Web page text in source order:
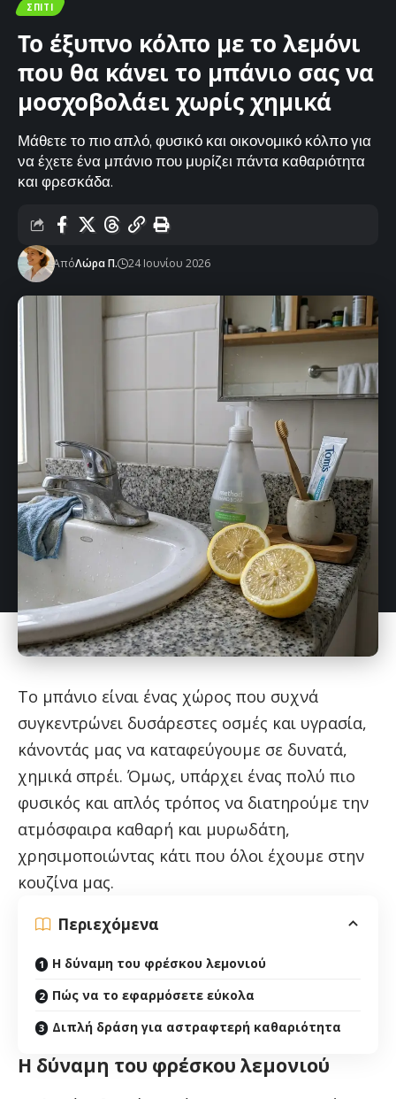
ΣΠΊΤΙ
Το έξυπνο κόλπο με το λεμόνι
που θα κάνει το μπάνιο σας να
μοσχοβολάει χωρίς χημικά
Μάθετε το πιο απλό, φυσικό και οικονομικό κόλπο για
να έχετε ένα μπάνιο που μυρίζει πάντα καθαριότητα
και φρεσκάδα.
ΑπόΛώρα Π. 24 Ιουνίου 2026
Το μπάνιο είναι ένας χώρος που συχνά
συγκεντρώνει δυσάρεστες οσμές και υγρασία,
κάνοντάς μας να καταφεύγουμε σε δυνατά,
χημικά σπρέι. Όμως, υπάρχει ένας πολύ πιο
φυσικός και απλός τρόπος να διατηρούμε την
ατμόσφαιρα καθαρή και μυρωδάτη,
χρησιμοποιώντας κάτι που όλοι έχουμε στην
κουζίνα μας.
Περιεχόμενα
Η δύναμη του φρέσκου λεμονιού
Πώς να το εφαρμόσετε εύκολα
Διπλή δράση για αστραφτερή καθαριότητα
Η δύναμη του φρέσκου λεμονιού